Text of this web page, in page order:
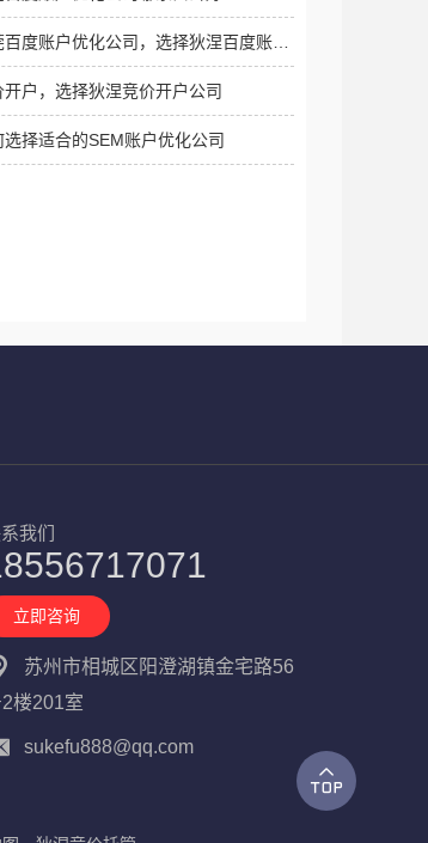
百度账户优化公司，选择狄涅百度账户
开户，选择狄涅竞价开户公司
选择适合的SEM账户优化公司
我们
立即咨询
苏州市相城区阳澄湖镇金宅路56
楼201室
sukefu888@qq.com